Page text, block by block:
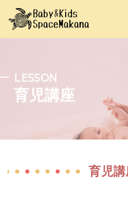
育児講座
LESSON
育児講